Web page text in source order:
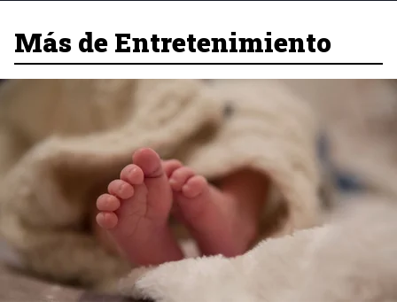
Más de Entretenimiento